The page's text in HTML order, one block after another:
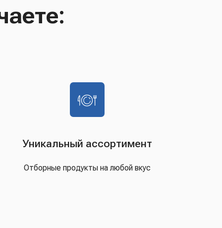
Уникальный ассортимент
Отборные продукты на любой вкус